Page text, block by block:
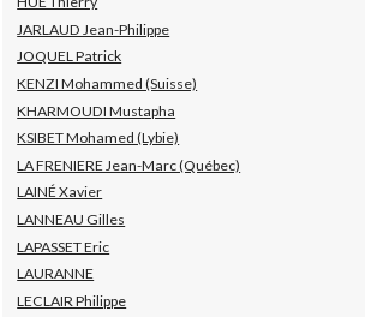
JARLAUD Jean-Philippe
JOQUEL Patrick
KENZI Mohammed (Suisse)
KHARMOUDI Mustapha
KSIBET Mohamed (Lybie)
LA FRENIERE Jean-Marc (Québec)
LAINÉ Xavier
LANNEAU Gilles
LAPASSET Eric
LAURANNE
LECLAIR Philippe